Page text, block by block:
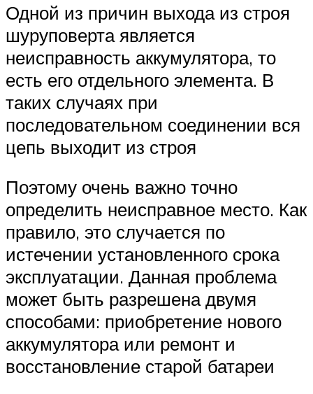
Одной из причин выхода из строя
шуруповерта является
неисправность аккумулятора, то
есть его отдельного элемента. В
таких случаях при
последовательном соединении вся
цепь выходит из строя
Поэтому очень важно точно
определить неисправное место. Как
правило, это случается по
истечении установленного срока
эксплуатации. Данная проблема
может быть разрешена двумя
способами: приобретение нового
аккумулятора или ремонт и
восстановление старой батареи